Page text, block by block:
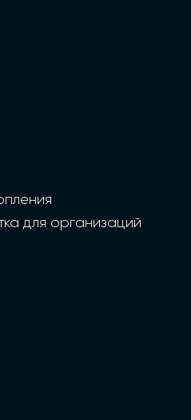
для организаций